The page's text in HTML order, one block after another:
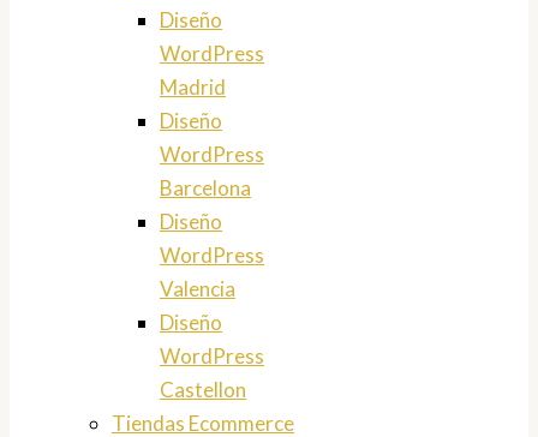
Diseño
WordPress
Madrid
Diseño
WordPress
Barcelona
Diseño
WordPress
Valencia
Diseño
WordPress
Castellon
Tiendas Ecommerce